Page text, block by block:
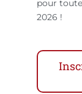
pour
2026 !